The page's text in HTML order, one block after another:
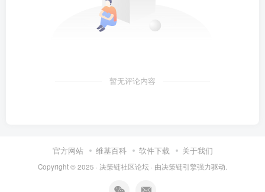
暂无评论内容
官方网站 维基百科 软件下载 关于我们
Copyright © 2025 · 决策链社区论坛 · 由决策链引擎强力驱动.